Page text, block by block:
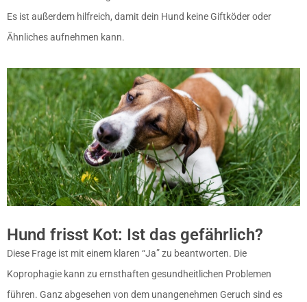
Es ist außerdem hilfreich, damit dein Hund keineGiftköderoder
Ähnliches aufnehmen kann.
Hund frisst Kot: Ist das gefährlich?
Diese Frage ist mit einem klaren “Ja” zu beantworten. Die
Koprophagie kann zu ernsthaften gesundheitlichen Problemen
führen. Ganz abgesehen von dem unangenehmen Geruch sind es